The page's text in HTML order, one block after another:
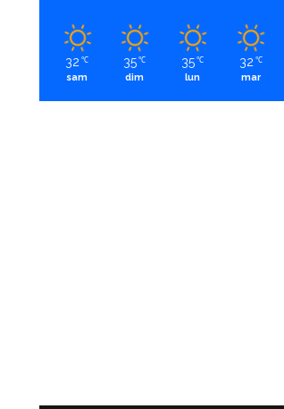
32 ℃
sam
35 ℃
dim
35 ℃
lun
32 ℃
mar